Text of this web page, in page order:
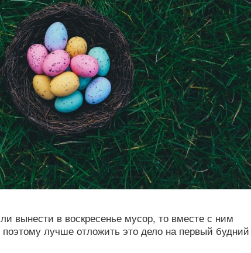
вынести в воскресенье мусор, то вместе с ним
поэтому лучше отложить это дело на первый будний